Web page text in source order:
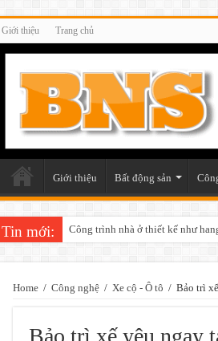
Giới thiệu Trang chủ
Giới thiệu Bất động sản
Tin mới: Công trình nhà ở thiết kế như
Home / Công nghệ / Xe cộ - Ô tô / Bảo trì
Bảo trì xế yêu ngay